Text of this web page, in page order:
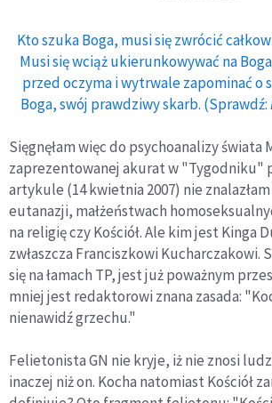
Kto szuka Boga, musi się zwrócić
Musi się wciąż ukierunkowywać na
przed oczyma i wytrwale zapominać o
Boga, swój prawdziwy skarb. (Sprawdź:
Sięgnęłam więc do psychoanalizy świata
zaprezentowanej akurat w "Tygodniku"
artykule (14 kwietnia 2007) nie
eutanazji, małżeństwach
na religię czy Kościół. Ale kim jest Kinga
zwłaszcza Franciszkowi Kucharczakowi.
się na łamach TP, jest już poważnym
mniej jest redaktorowi znana zasada:
nienawidź grzechu."
Felietonista GN nie kryje, iż nie znosi
inaczej niż on. Kocha natomiast Kościół